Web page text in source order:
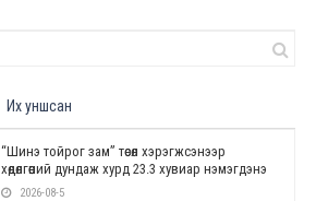
Их уншсан
“Шинэ тойрог зам” төсөл хэрэгжсэнээр
хөдөлгөөний дундаж хурд 23.3 хувиар нэмэгдэнэ
2026-08-5